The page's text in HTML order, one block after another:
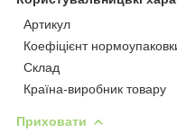
Артикул
Коефіцієнт
Склад
Країна-виробник товару
Приховати